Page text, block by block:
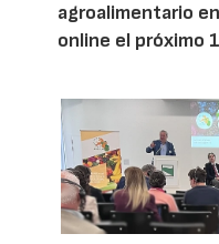
agroalimentario
online el próximo